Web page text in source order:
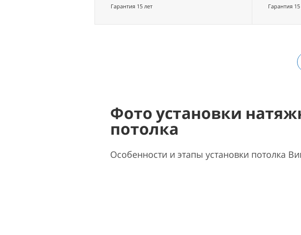
Гарантия 15 лет
Гарантия 15
Фото установки
потолка
Особенности и этапы установки потолка